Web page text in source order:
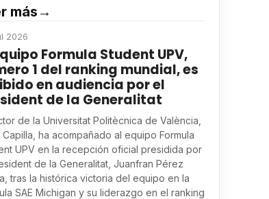
más →
2026
Formula Student UPV,
1 del ranking mundial, es
en audiencia por el
de la Generalitat
de la Universitat Politècnica de València,
ha acompañado al equipo Formula
UPV en la recepción oficial presidida por
de la Generalitat, Juanfran Pérez
tras la histórica victoria del equipo en la
SAE Michigan y su liderazgo en el ranking